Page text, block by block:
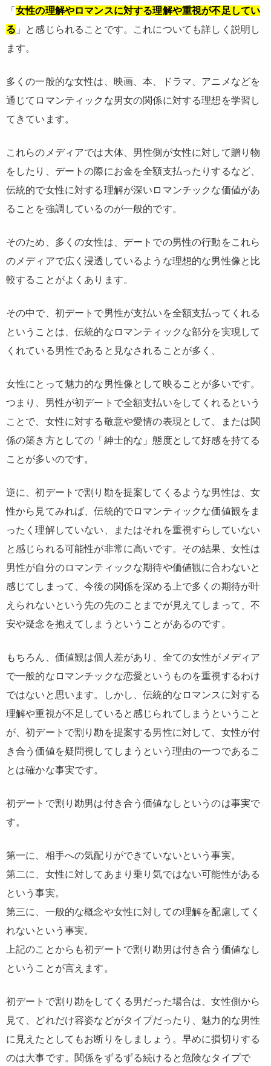
「女性の理解やロマンスに対する理解や重視が不足してい
る 」と感じられることです。これについても詳しく説明し
ます。
多くの一般的な女性は、映画、本、ドラマ、アニメなどを
通じてロマンティックな男女の関係に対する理想を学習し
てきています。
これらのメディアでは大体、男性側が女性に対して贈り物
をしたり、デートの際にお金を全額支払ったりするなど、
伝統的で女性に対する理解が深いロマンチックな価値があ
ることを強調しているのが一般的です。
そのため、多くの女性は、デートでの男性の行動をこれら
のメディアで広く浸透しているような理想的な男性像と比
較することがよくあります。
その中で、初デートで男性が支払いを全額支払ってくれる
ということは、伝統的なロマンティックな部分を実現して
くれている男性であると見なされることが多く、
女性にとって魅力的な男性像として映ることが多いです。
つまり、男性が初デートで全額支払いをしてくれるという
ことで、女性に対する敬意や愛情の表現として、または関
係の築き方としての「紳士的な」態度として好感を持てる
ことが多いのです。
逆に、初デートで割り勘を提案してくるような男性は、女
性から見てみれば、伝統的でロマンティックな価値観をま
ったく理解していない、またはそれを重視すらしていない
と感じられる可能性が非常に高いです。その結果、女性は
男性が自分のロマンティックな期待や価値観に合わないと
感じてしまって、今後の関係を深める上で多くの期待が叶
えられないという先の先のことまでが見えてしまって、不
安や疑念を抱えてしまうということがあるのです。
もちろん、価値観は個人差があり、全ての女性がメディア
で一般的なロマンチックな恋愛というものを重視するわけ
ではないと思います。しかし、伝統的なロマンスに対する
理解や重視が不足していると感じられてしまうということ
が、初デートで割り勘を提案する男性に対して、女性が付
き合う価値を疑問視してしまうという理由の一つであるこ
とは確かな事実です。
初デートで割り勘男は付き合う価値なしというのは事実で
す。
第一に、相手への気配りができていないという事実。
第二に、女性に対してあまり乗り気ではない可能性がある
という事実。
第三に、一般的な概念や女性に対しての理解を配慮してく
れないという事実。
上記のことからも初デートで割り勘男は付き合う価値なし
ということが言えます。
初デートで割り勘をしてくる男だった場合は、女性側から
見て、どれだけ容姿などがタイプだったり、魅力的な男性
に見えたとしてもお断りをしましょう。早めに損切りする
のは大事です。関係をずるずる続けると危険なタイプで